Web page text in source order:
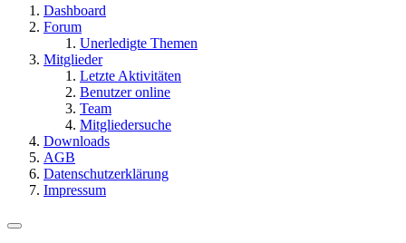
Dashboard
Forum
Unerledigte Themen
Mitglieder
Letzte Aktivitäten
Benutzer online
Team
Mitgliedersuche
Downloads
AGB
Datenschutzerklärung
Impressum